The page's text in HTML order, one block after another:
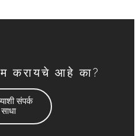
करायचे आहे का?
संपर्क
साधा